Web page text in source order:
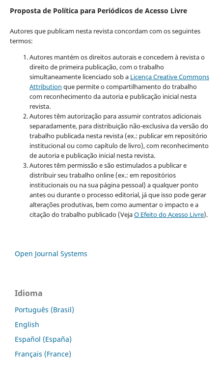
Proposta de Política para Periódicos de Acesso Livre
Autores que publicam nesta revista concordam com os seguintes
termos:
Autores mantém os direitos autorais e concedem à revista o
direito de primeira publicação, com o trabalho
simultaneamente licenciado sob a Licença Creative Commons
Attribution que permite o compartilhamento do trabalho
com reconhecimento da autoria e publicação inicial nesta
revista.
Autores têm autorização para assumir contratos adicionais
separadamente, para distribuição não-exclusiva da versão do
trabalho publicada nesta revista (ex.: publicar em repositório
institucional ou como capítulo de livro), com reconhecimento
de autoria e publicação inicial nesta revista.
Autores têm permissão e são estimulados a publicar e
distribuir seu trabalho online (ex.: em repositórios
institucionais ou na sua página pessoal) a qualquer ponto
antes ou durante o processo editorial, já que isso pode gerar
alterações produtivas, bem como aumentar o impacto e a
citação do trabalho publicado (VejaO Efeito do Acesso Livre).
Open Journal Systems
Idioma
Português (Brasil)
English
Español (España)
Français (France)